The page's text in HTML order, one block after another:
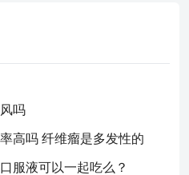
吗
高吗 纤维瘤是多发性的
服液可以一起吃么？